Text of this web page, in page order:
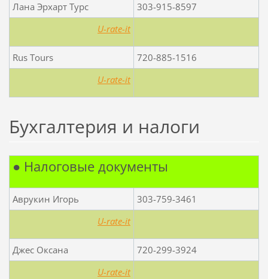
Лана Эрxарт Турс
303-915-8597
U-rate-it
Rus Tours
720-885-1516
U-rate-it
Бухгалтерия и налоги
● Налоговые документы
Аврукин Игорь
303-759-3461
U-rate-it
Джес Оксана
720-299-3924
U-rate-it